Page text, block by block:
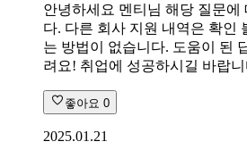
안녕하세요 멘티님 해당 질문에
다. 다른 회사 지원 내역은 확인
는 방법이 없습니다. 도움이 된
려요! 취업에 성공하시길 바랍
좋아요 0
2025.01.21